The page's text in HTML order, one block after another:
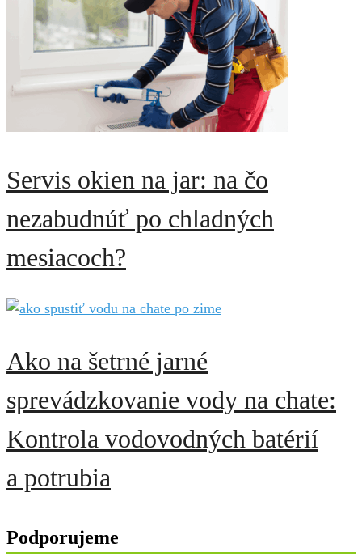
Servis okien na jar: na čo
nezabudnúť po chladných
mesiacoch?
Ako na šetrné jarné
sprevádzkovanie vody na chate:
Kontrola vodovodných batérií
a potrubia
Podporujeme